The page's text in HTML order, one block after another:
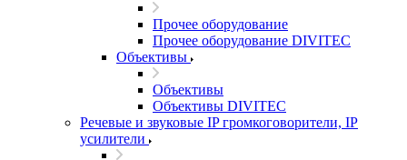
Прочее оборудование
Прочее оборудование DIVITEC
Объективы
Объективы
Объективы DIVITEC
Речевые и звуковые IP громкоговорители, IP
усилители